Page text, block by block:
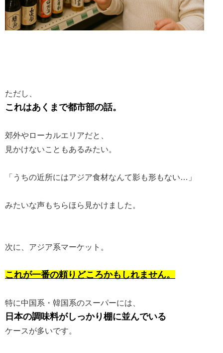
ただし、
これはあくまで都市部の話。
郊外やローカルエリアだと、
見かけないこともあるみたい。
「うちの近所にはアジア食材なんて影も形もない…」
みたいな声もちらほら見かけました。
次に、アジア系マーケット。
これが一番の頼りどころかもしれません。
特に中国系・韓国系のスーパーには、
日本の調味料がしっかり棚に並んでいる
ケースが多いです。